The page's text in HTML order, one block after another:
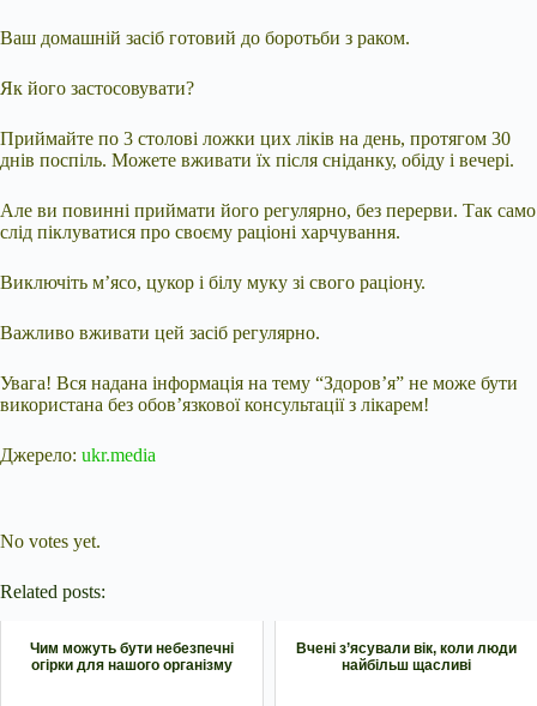
Ваш домашній засіб готовий до боротьби з раком.
Як його застосовувати?
Приймайте по 3 столові ложки цих ліків на день, протягом 30
днів поспіль. Можете вживати їх після сніданку, обіду і вечері.
Але ви повинні приймати його регулярно, без перерви. Так само
слід піклуватися про своєму раціоні харчування.
Виключіть м’ясо, цукор і білу муку зі свого раціону.
Важливо вживати цей засіб регулярно.
Увага! Вся надана інформація на тему “Здоров’я” не може бути
використана без обов’язкової консультації з лікарем!
Джерело: ukr.media
No votes yet.
Related posts:
Чим можуть бути небезпечні
огірки для нашого організму
Вчені з’ясували вік, коли люди
найбільш щасливі